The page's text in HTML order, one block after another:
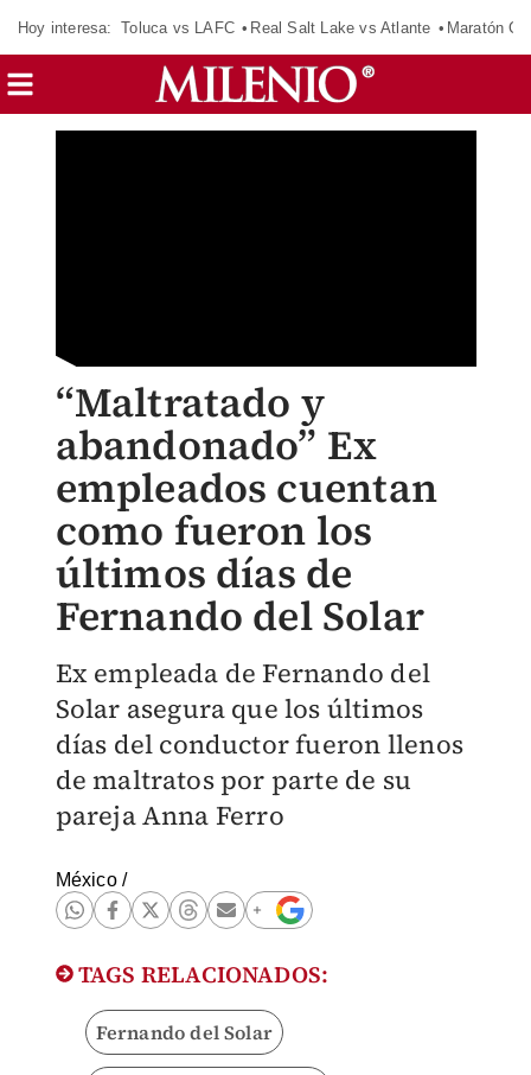
Hoy interesa: Toluca vs LAFC Real Salt Lake vs Atlante Maratón
“Maltratado y
abandonado” Ex
empleados cuentan
como fueron los
últimos días de
Fernando del Solar
Ex empleada de Fernando del
Solar asegura que los últimos
días del conductor fueron llenos
de maltratos por parte de su
pareja Anna Ferro
México/
TAGS RELACIONADOS:
Fernando del Solar